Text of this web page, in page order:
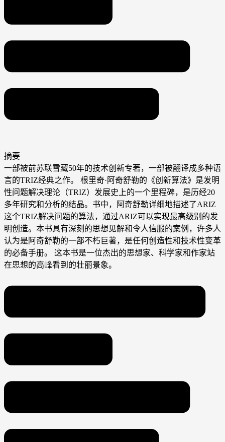
摘要
一部被前苏联雪藏50年的技术创新专著，一部被翻译成多种语
言的TRIZ经典之作。 根里奇·阿奇舒勒的《创新算法》是发明
性问题解决理论（TRIZ）发展史上的一个里程碑，是历经20
多年研究和分析的结晶。书中，阿奇舒勒详细地描述了ARIZ
这个TRIZ解决问题的算法，通过ARIZ可以实现最高级别的发
明创造。本书具有深刻的思想见解和令人信服的案例，许多人
认为是阿奇舒勒的一部不朽巨著，是任何创造性和技术性变革
的必备手册。 这本书是一位杰出的思想家、科学家和作家站
在思想的高峰看到的壮丽景象。